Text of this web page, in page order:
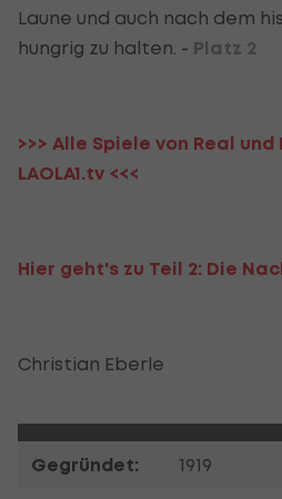
Laune und auch nach dem
hungrig zu halten. - Platz 2
>>> Alle Spiele von Real und
LAOLA1.tv <<<
Hier geht's zu Teil 2: Die
Christian Eberle
Gegründet: 1919